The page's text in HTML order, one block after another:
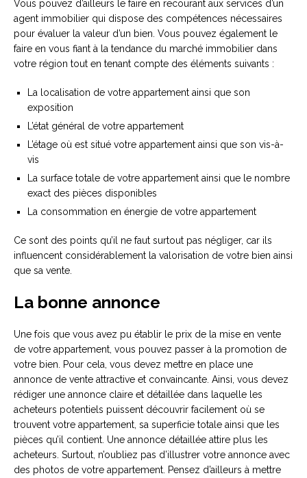
Vous pouvez d’ailleurs le faire en recourant aux services d’un
agent immobilier qui dispose des compétences nécessaires
pour évaluer la valeur d’un bien. Vous pouvez également le
faire en vous fiant à la tendance du marché immobilier dans
votre région tout en tenant compte des éléments suivants :
La localisation de votre appartement ainsi que son
exposition
L’état général de votre appartement
L’étage où est situé votre appartement ainsi que son vis-à-
vis
La surface totale de votre appartement ainsi que le nombre
exact des pièces disponibles
La consommation en énergie de votre appartement
Ce sont des points qu’il ne faut surtout pas négliger, car ils
influencent considérablement la valorisation de votre bien ainsi
que sa vente.
La bonne annonce
Une fois que vous avez pu établir le prix de la mise en vente
de votre appartement, vous pouvez passer à la promotion de
votre bien. Pour cela, vous devez mettre en place une
annonce de vente attractive et convaincante. Ainsi, vous devez
rédiger une annonce claire et détaillée dans laquelle les
acheteurs potentiels puissent découvrir facilement où se
trouvent votre appartement, sa superficie totale ainsi que les
pièces qu’il contient. Une annonce détaillée attire plus les
acheteurs. Surtout, n’oubliez pas d’illustrer votre annonce avec
des photos de votre appartement. Pensez d’ailleurs à mettre